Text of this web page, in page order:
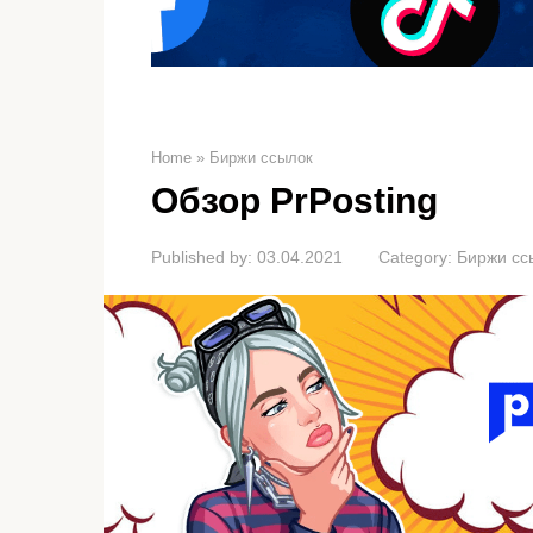
Home » Биржи ссылок
Обзор PrPosting
Published by: 03.04.2021 Category: Биржи